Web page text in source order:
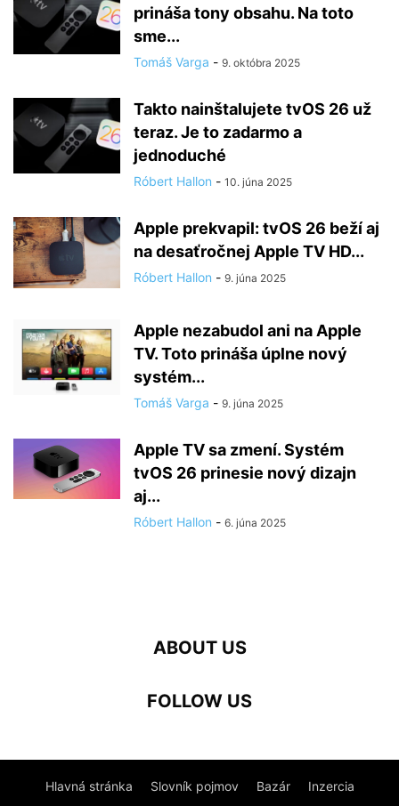
prináša tony obsahu. Na toto
sme...
Tomáš Varga - 9. októbra 2025
Takto nainštalujete tvOS 26 už
teraz. Je to zadarmo a
jednoduché
Róbert Hallon - 10. júna 2025
Apple prekvapil: tvOS 26 beží aj
na desaťročnej Apple TV HD...
Róbert Hallon - 9. júna 2025
Apple nezabudol ani na Apple
TV. Toto prináša úplne nový
systém...
Tomáš Varga - 9. júna 2025
Apple TV sa zmení. Systém
tvOS 26 prinesie nový dizajn
aj...
Róbert Hallon - 6. júna 2025
ABOUT US
FOLLOW US
Hlavná stránka Slovník pojmov Bazár Inzercia